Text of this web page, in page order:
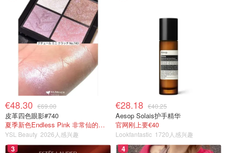
€48.30 €69.00
皮革四色眼影#740
夏季新色Endless Pink 非常仙的亮片盘！
YSL Beauty 2026人感兴趣
€28.18 €40.25
Aesop Solais护手精华
官网刚上要€40
Lookfantastic 1720人感兴趣
3 4